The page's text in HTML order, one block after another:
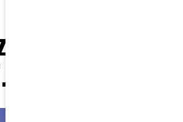
szczerze po
się